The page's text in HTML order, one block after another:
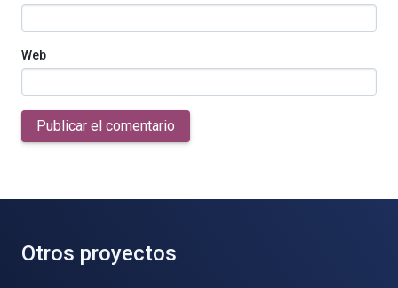
Web
Publicar el comentario
Otros proyectos